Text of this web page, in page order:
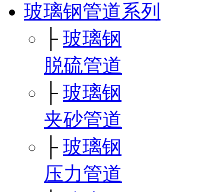
玻璃钢管道系列
├ 玻璃钢
脱硫管道
├ 玻璃钢
夹砂管道
├ 玻璃钢
压力管道